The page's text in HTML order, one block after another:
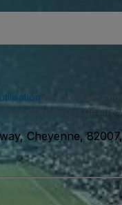
et approuvez
pouvez vous
Cheyenne,